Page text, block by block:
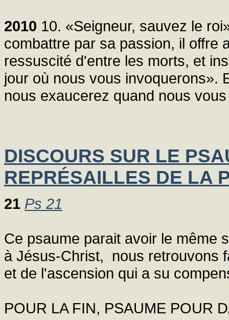
2010 10. «Seigneur, sauvez le
combattre par sa passion, il offre
ressuscité d'entre les morts, et
jour où nous vous invoquerons».
nous exaucerez quand nous
DISCOURS SUR LE
REPRÉSAILLES DE LA
21 Ps 21
Ce psaume parait avoir le même
à Jésus-Christ, nous retrouvons
et de l'ascension qui a su
POUR LA FIN, PSAUME POUR